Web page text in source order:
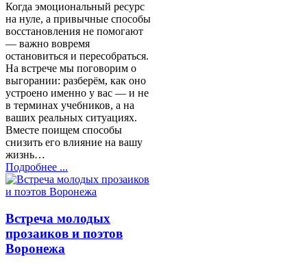
Когда эмоциональный ресурс
на нуле, а привычные способы
восстановления не помогают
— важно вовремя
остановиться и пересобраться.
На встрече мы поговорим о
выгорании: разберём, как оно
устроено именно у вас — и не
в терминах учебников, а на
ваших реальных ситуациях.
Вместе поищем способы
снизить его влияние на вашу
жизнь…
Подробнее ...
Встреча молодых
прозаиков и поэтов
Воронежа